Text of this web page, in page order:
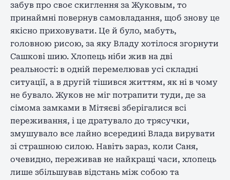
забув про своє скиглення за Жуковым, то
принаймні повернув самовладання, щоб знову це
якісно приховувати. Це й було, мабуть,
головною рисою, за яку Владу хотілося згорнути
Сашкові шию. Хлопець ніби жив на дві
реальності: в одній перемелював усі складні
ситуації, а в другій тішився життям, як ні в чому
не бувало. Жуков не міг потрапити туди, де за
сімома замками в Мітяєві зберігалися всі
переживання, і це дратувало до трясучки,
змушувало все лайно всередині Влада вирувати
зі страшною силою. Навіть зараз, коли Саня,
очевидно, переживав не найкращі часи, хлопець
лише збільшував відстань між собою та